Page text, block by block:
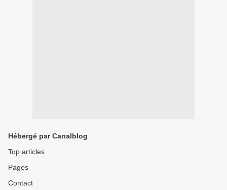
Hébergé par Canalblog
Top articles
Pages
Contact